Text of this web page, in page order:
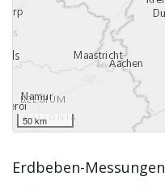
50 km
Erdbeben-Messungen